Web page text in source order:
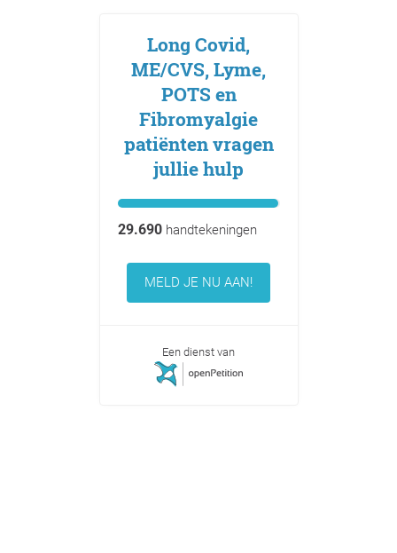
Long Covid,
ME/CVS, Lyme,
POTS en
Fibromyalgie
patiënten vragen
jullie hulp
29.690handtekeningen
MELD JE NU AAN!
Een dienst van